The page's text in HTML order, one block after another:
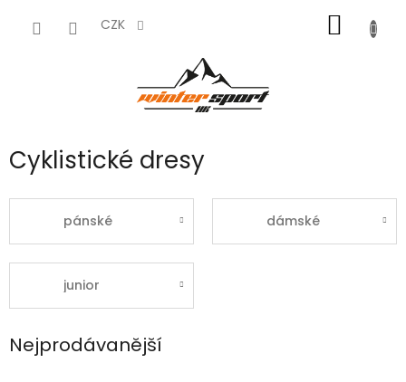
CZK
KOŠÍK
Cyklistické dresy
pánské dámské
junior
Nejprodávanější